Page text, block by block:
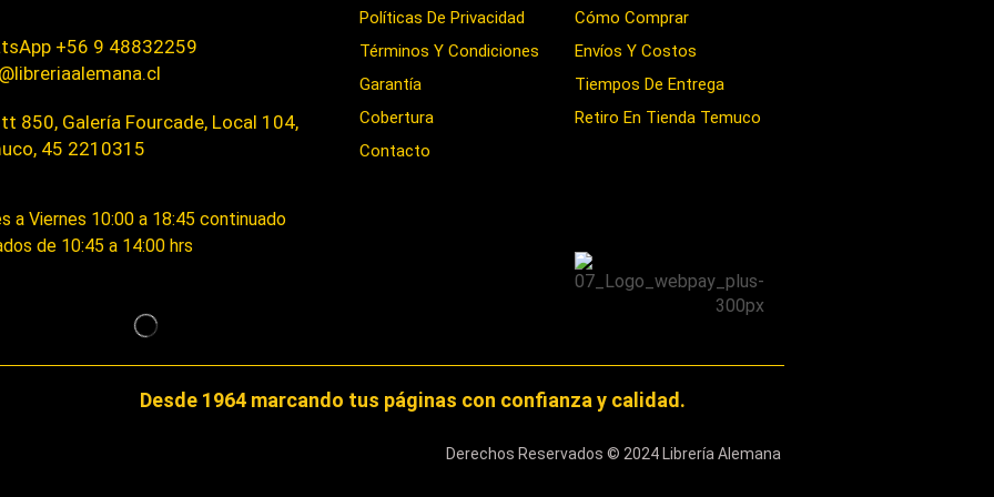
+56 9 48832259
850, Galería Fourcade, Local 104,
45 2210315
a Viernes 10:00 a 18:45 continuado
de 10:45 a 14:00 hrs
Políticas De Privacidad
Términos Y Condiciones
Garantía
Cobertura
Contacto
Cómo Comprar
Envíos Y Costos
Tiempos De Entrega
Retiro En Tienda Temuco
Desde 1964 marcando tus páginas con confianza y calidad.
Derechos Reservados © 2024 Librería Alemana